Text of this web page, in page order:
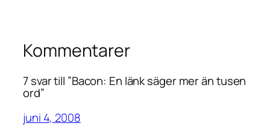
Kommentarer
7 svar till ”Bacon: En länk säger mer än tusen
ord”
juni 4, 2008